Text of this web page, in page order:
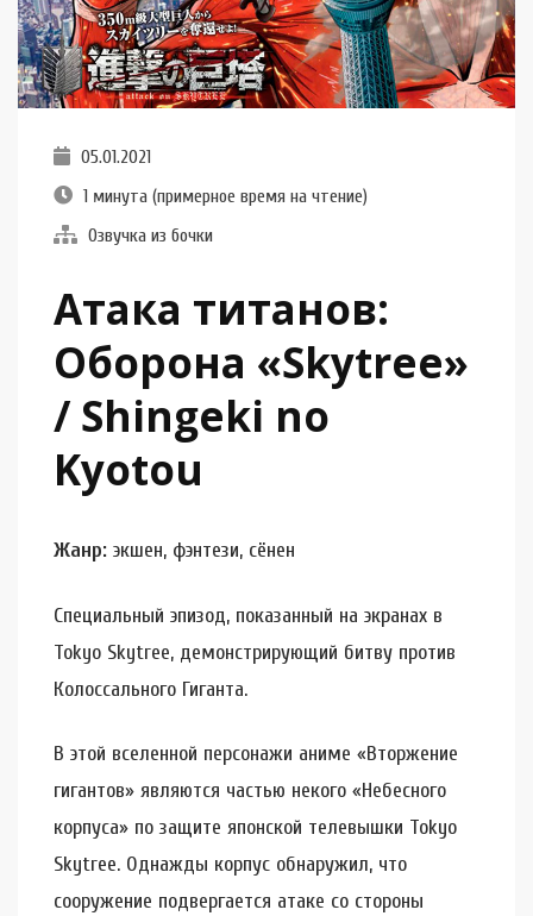
05.01.2021
1 минута (примерное время на чтение)
Озвучка из бочки
Атака титанов:
Оборона «Skytree»
/ Shingeki no
Kyotou
Жанр: экшен, фэнтези, сёнен
Специальный эпизод, показанный на экранах в
Tokyo Skytree, демонстрирующий битву против
Колоссального Гиганта.
В этой вселенной персонажи аниме «Вторжение
гигантов» являются частью некого «Небесного
корпуса» по защите японской телевышки Tokyo
Skytree. Однажды корпус обнаружил, что
сооружение подвергается атаке со стороны